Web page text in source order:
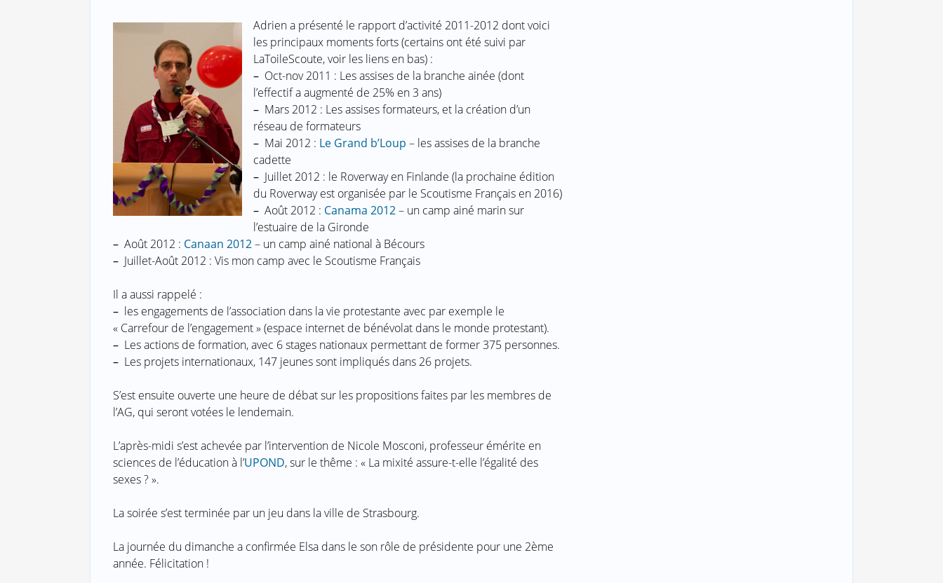
Adrien a présenté le rapport d’activité 2011-2012 dont voici
les principaux moments forts (certains ont été suivi par
LaToileScoute, voir les liens en bas) :
–Oct-nov 2011 : Les assises de la branche ainée (dont
l’effectif a augmenté de 25% en 3 ans)
–Mars 2012 : Les assises formateurs, et la création d’un
réseau de formateurs
–Mai 2012 : Le Grand b’Loup – les assises de la branche
cadette
–Juillet 2012 : le Roverway en Finlande (la prochaine édition
du Roverway est organisée par le Scoutisme Français en 2016)
–Août 2012 : Canama 2012– un camp ainé marin sur
l’estuaire de la Gironde
–Août 2012 : Canaan 2012– un camp ainé national à Bécours
–Juillet-Août 2012 : Vis mon camp avec le Scoutisme Français
Il a aussi rappelé :
–les engagements de l’association dans la vie protestante avec par exemple le
« Carrefour de l’engagement » (espace internet de bénévolat dans le monde protestant).
–Les actions de formation, avec 6 stages nationaux permettant de former 375 personnes.
–Les projets internationaux, 147 jeunes sont impliqués dans 26 projets.
S’est ensuite ouverte une heure de débat sur les propositions faites par les membres de
l’AG, qui seront votées le lendemain.
L’après-midi s’est achevée par l’intervention de Nicole Mosconi, professeur émérite en
sciences de l’éducation à l’UPOND, sur le thême : « La mixité assure-t-elle l’égalité des
sexes ? ».
La soirée s’est terminée par un jeu dans la ville de Strasbourg.
La journée du dimanche a confirmée Elsa dans le son rôle de présidente pour une 2ème
année. Félicitation !